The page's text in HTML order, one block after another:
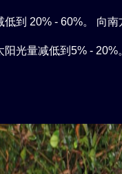
到 20% - 60%。 向
光量减低到5% -